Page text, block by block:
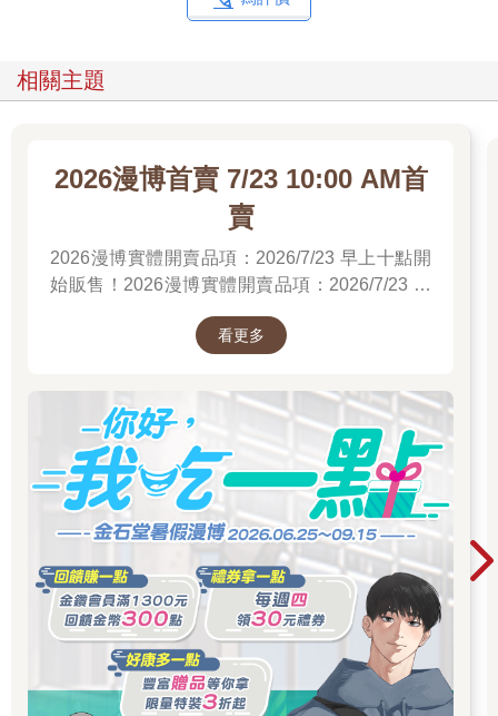
相關主題
2026漫博首賣 7/23 10:00 AM首
賣
2026漫博實體開賣品項：2026/7/23 早上十點開
始販售！2026漫博實體開賣品項：2026/7/23 早
2026/7/23 早上十點開始販售！先領券券再結帳
看更多